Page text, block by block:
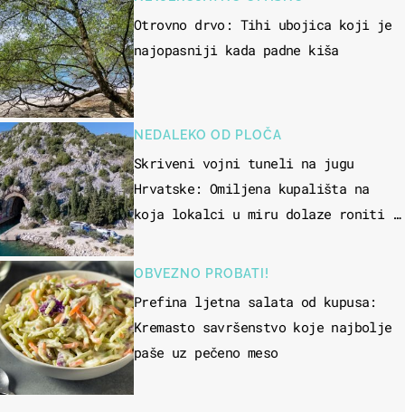
Otrovno drvo: Tihi ubojica koji je
najopasniji kada padne kiša
NEDALEKO OD PLOČA
Skriveni vojni tuneli na jugu
Hrvatske: Omiljena kupališta na
koja lokalci u miru dolaze roniti i
OBVEZNO PROBATI!
Prefina ljetna salata od kupusa:
Kremasto savršenstvo koje najbolje
paše uz pečeno meso